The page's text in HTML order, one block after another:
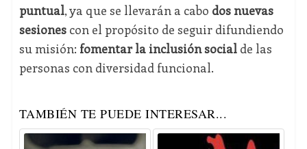
puntual, ya que se llevarán a cabo dos nuevas
sesionescon el propósito de seguir difundiendo
su misión: fomentar la inclusión socialde las
personas con diversidad funcional.
TAMBIÉN TE PUEDE INTERESAR...